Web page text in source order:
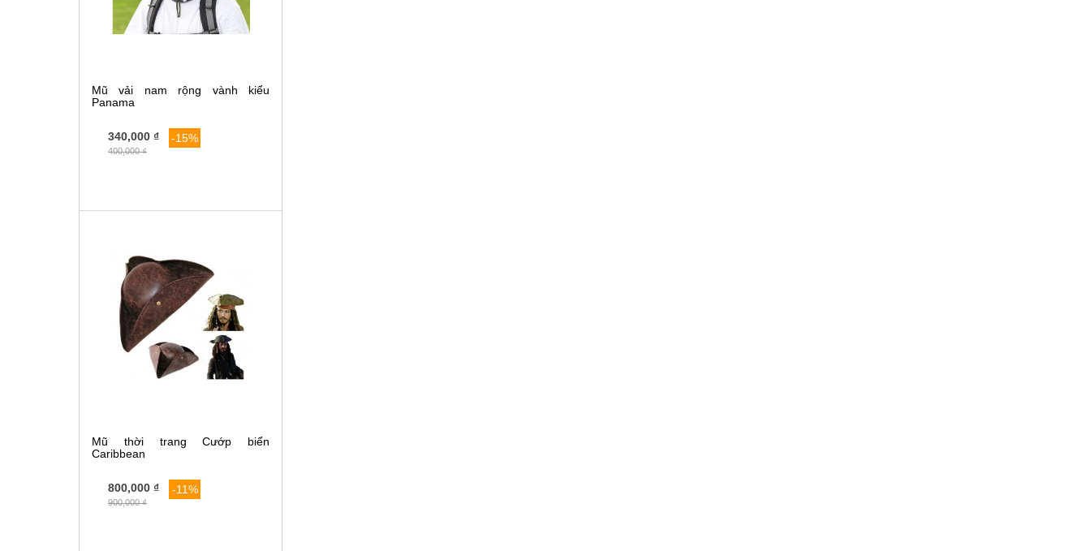
Mũ vải nam rộng vành kiểu
Panama
340,000 ₫
400,000 ₫
-15%
Mũ thời trang Cướp biển
Caribbean
800,000 ₫
900,000 ₫
-11%